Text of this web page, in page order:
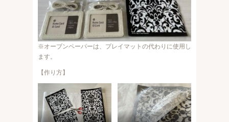
※オーブンペーパーは、プレイマットの代わりに使用し
ます。
【作り方】